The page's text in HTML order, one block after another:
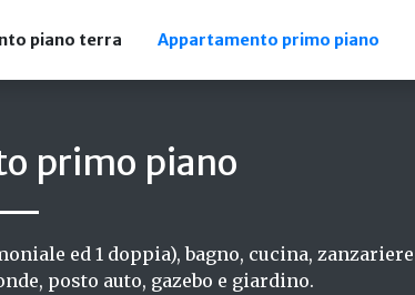
piano terra Appartamento primo piano
primo piano
ed 1 doppia), bagno, cucina, zanzariere
posto auto, gazebo e giardino.